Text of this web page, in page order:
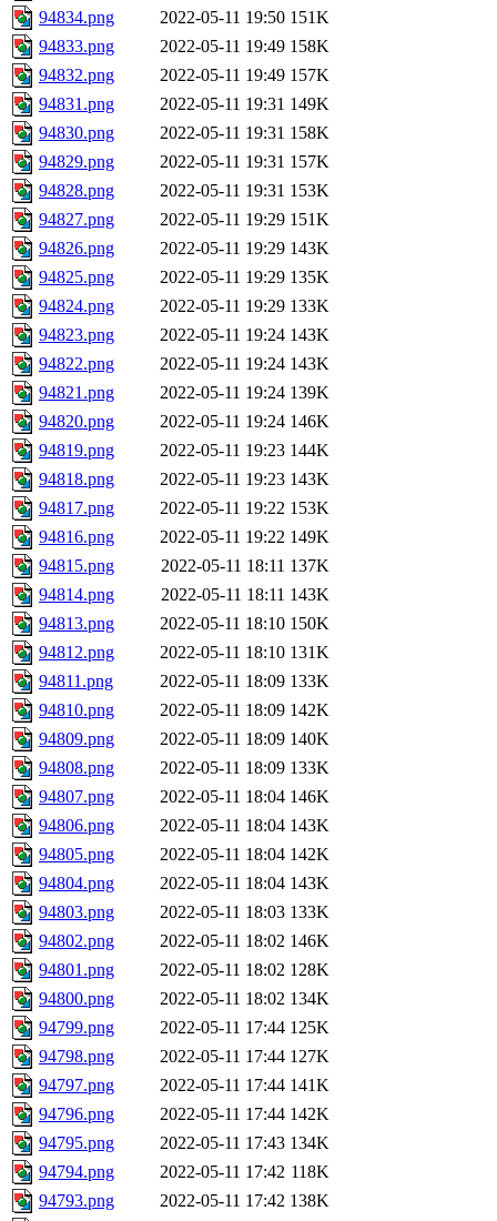
94834.png
2022-05-11 19:50 151K
94833.png
2022-05-11 19:49 158K
94832.png
2022-05-11 19:49 157K
94831.png
2022-05-11 19:31 149K
94830.png
2022-05-11 19:31 158K
94829.png
2022-05-11 19:31 157K
94828.png
2022-05-11 19:31 153K
94827.png
2022-05-11 19:29 151K
94826.png
2022-05-11 19:29 143K
94825.png
2022-05-11 19:29 135K
94824.png
2022-05-11 19:29 133K
94823.png
2022-05-11 19:24 143K
94822.png
2022-05-11 19:24 143K
94821.png
2022-05-11 19:24 139K
94820.png
2022-05-11 19:24 146K
94819.png
2022-05-11 19:23 144K
94818.png
2022-05-11 19:23 143K
94817.png
2022-05-11 19:22 153K
94816.png
2022-05-11 19:22 149K
94815.png
2022-05-11 18:11 137K
94814.png
2022-05-11 18:11 143K
94813.png
2022-05-11 18:10 150K
94812.png
2022-05-11 18:10 131K
94811.png
2022-05-11 18:09 133K
94810.png
2022-05-11 18:09 142K
94809.png
2022-05-11 18:09 140K
94808.png
2022-05-11 18:09 133K
94807.png
2022-05-11 18:04 146K
94806.png
2022-05-11 18:04 143K
94805.png
2022-05-11 18:04 142K
94804.png
2022-05-11 18:04 143K
94803.png
2022-05-11 18:03 133K
94802.png
2022-05-11 18:02 146K
94801.png
2022-05-11 18:02 128K
94800.png
2022-05-11 18:02 134K
94799.png
2022-05-11 17:44 125K
94798.png
2022-05-11 17:44 127K
94797.png
2022-05-11 17:44 141K
94796.png
2022-05-11 17:44 142K
94795.png
2022-05-11 17:43 134K
94794.png
2022-05-11 17:42 118K
94793.png
2022-05-11 17:42 138K